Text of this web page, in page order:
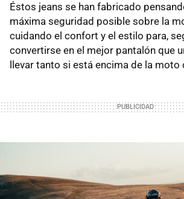
Éstos jeans se han fabricado
máxima seguridad posible sobre la
cuidando el confort y el estilo para,
convertirse en el mejor pantalón que
llevar tanto si está encima de la moto